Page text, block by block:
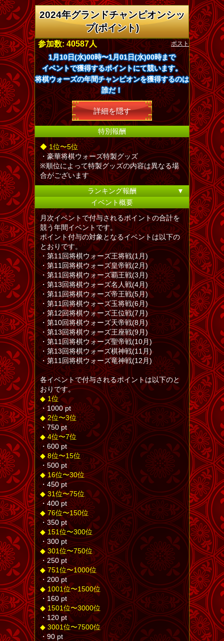
2024年グランドチャンピオンシッ
プ(ポイント)
ポスト
参加数: 40587人
1月10日(水)00時〜1月01日(水)00時まで
イベントで獲得するポイントにて競います。
将棋ウォーズの年間チャンピオンを獲得するのは
誰だ！
詳細を隠す
特別報酬
◆ 1位〜5位
・豪華将棋ウォーズ特製グッズ
※順位によって特製グッズの内容は異なる場
合がございます
ランキング報酬
▼
イベント概要
月次イベントで付与されるポイントの合計を
競う年間イベントです。
ポイント付与の対象となるイベントは以下の
とおりです。
・第11回将棋ウォーズ王将戦(1月)
・第11回将棋ウォーズ皇帝戦(2月)
・第11回将棋ウォーズ覇王戦(3月)
・第13回将棋ウォーズ名人戦(4月)
・第11回将棋ウォーズ帝王戦(5月)
・第11回将棋ウォーズ玉将戦(6月)
・第12回将棋ウォーズ王位戦(7月)
・第10回将棋ウォーズ天帝戦(8月)
・第13回将棋ウォーズ王座戦(9月)
・第11回将棋ウォーズ聖帝戦(10月)
・第13回将棋ウォーズ棋神戦(11月)
・第11回将棋ウォーズ竜神戦(12月)
各イベントで付与されるポイントは以下のと
おりです。
◆ 1位
・1000 pt
◆ 2位〜3位
・750 pt
◆ 4位〜7位
・600 pt
◆ 8位〜15位
・500 pt
◆ 16位〜30位
・450 pt
◆ 31位〜75位
・400 pt
◆ 76位〜150位
・350 pt
◆ 151位〜300位
・300 pt
◆ 301位〜750位
・250 pt
◆ 751位〜1000位
・200 pt
◆ 1001位〜1500位
・160 pt
◆ 1501位〜3000位
・120 pt
◆ 3001位〜7500位
・90 pt